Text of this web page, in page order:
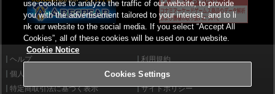
ヘルプ
利用規約
個人情報等保護方針
外部送信について
特定商取引法に基づく表示
サイトポリシー
use cookies to analyze the traffic of our website, to provide
you with the advertisement tailored to your interest, and to li
nk our website to the social media. If you select “Accept All
Cookies”, all of these cookies will be used on our website.
Cookie Notice
Cookies Settings